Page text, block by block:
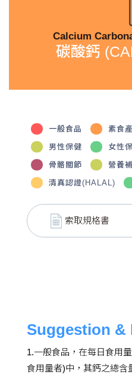
Calcium
碳酸鈣
一般食品 素食
男性保健 女性
骨骼關節 營養
清真認證(HALAL)
索取規格書
Suggestion &
1.一般食品，在每日食用
食用量者)中，其鈣之總含